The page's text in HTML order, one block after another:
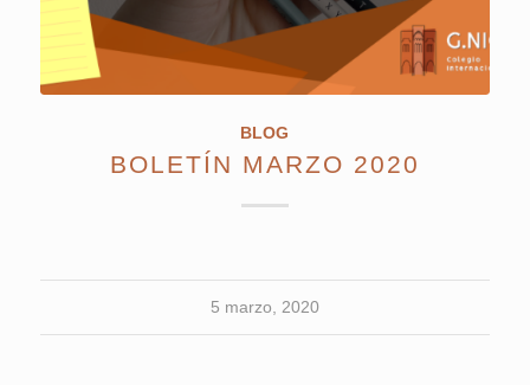
BLOG
BOLETÍN MARZO 2020
5 marzo, 2020